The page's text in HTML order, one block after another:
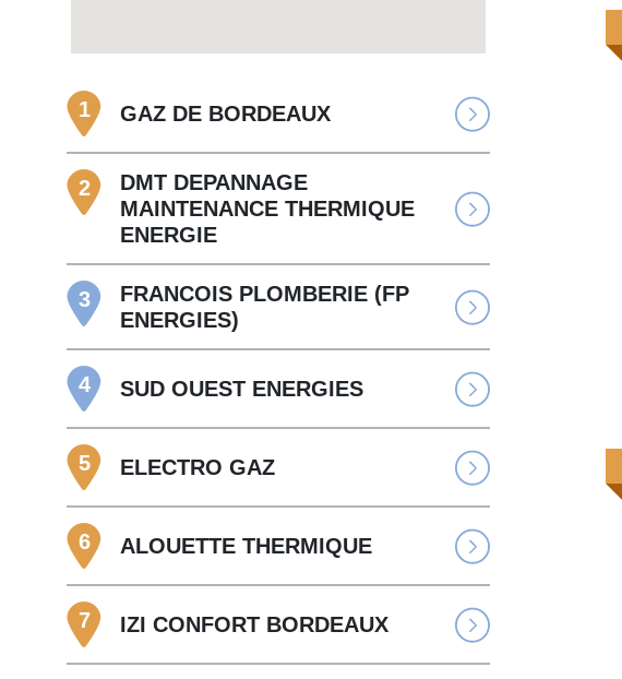
1 GAZ DE BORDEAUX
2
DMT DEPANNAGE
MAINTENANCE THERMIQUE
ENERGIE
3
FRANCOIS PLOMBERIE (FP
ENERGIES)
4 SUD OUEST ENERGIES
5 ELECTRO GAZ
6 ALOUETTE THERMIQUE
7 IZI CONFORT BORDEAUX